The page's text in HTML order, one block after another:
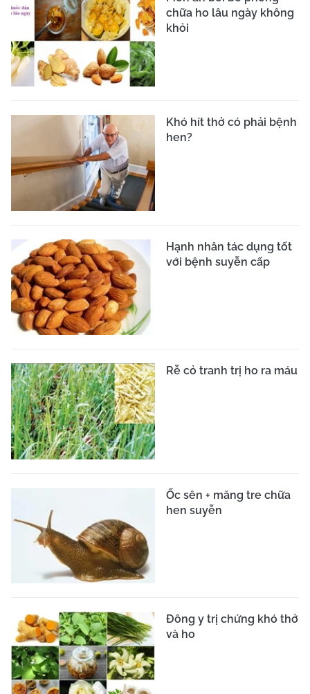
chữa ho lâu ngày không
khỏi
Khó hít thở có phải bệnh
hen?
Hạnh nhân tác dụng tốt
với bệnh suyễn cấp
Rễ cỏ tranh trị ho ra máu
Ốc sên + măng tre chữa
hen suyễn
Đông y trị chứng khó thở
và ho